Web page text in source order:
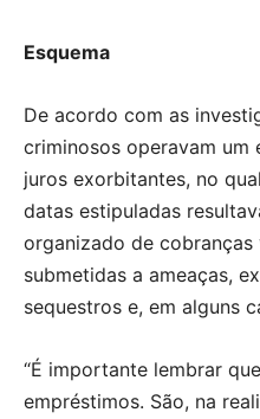
Esquema
De acordo com as
criminosos operavam um
juros exorbitantes, no
datas estipuladas
organizado de
submetidas a ameaças,
sequestros e, em alguns
“É importante lembrar
empréstimos. São, na